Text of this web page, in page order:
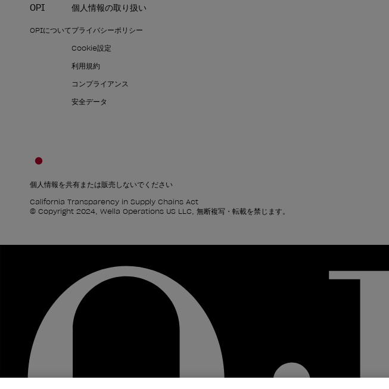
OPI
OPIについて
個人情報の取り扱い
プライバシーポリシー
Cookie設定
利用規約
コンプライアンス
安全データ
個人情報を共有または販売しないでください
California Transparency in Supply Chains Act
© Copyright 2024, Wella Operations US LLC, 無断複写・転載を禁じます。